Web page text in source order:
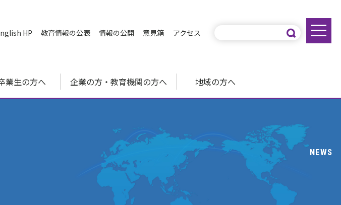
HP 教育情報の公表 情報の公開 意見箱 アクセス
業生の方へ 企業の方・教育機関の方へ 地域の方へ
NEWS